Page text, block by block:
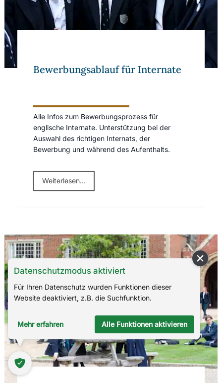
Bewerbungsablauf für Internate
Alle Infos zum Bewerbungsprozess für
englische Internate. Unterstützung bei der
Auswahl des richtigen Internats, der
Bewerbung und während des Aufenthalts.
Weiterlesen...
Internate in Großbritannien
Datenschutzmodus aktiviert
Für Ihren Datenschutz wurden Funktionen dieser
Website deaktiviert, z.B. die Suchfunktion.
Mehr erfahren Alle Funktionen aktivieren